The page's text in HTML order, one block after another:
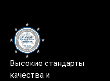
Высокие стандарты
качества и